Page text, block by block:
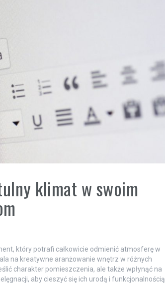
klimat w swoim
który potrafi całkowicie odmienić atmosferę w
na kreatywne aranżowanie wnętrz w różnych
charakter pomieszczenia, ale także wpłynąć na
aby cieszyć się ich urodą i funkcjonalnością